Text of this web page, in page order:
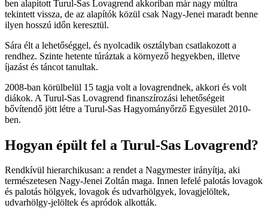
ben alapított Turul-Sas Lovagrend akkoriban már nagy múltra
tekintett vissza, de az alapítók közül csak Nagy-Jenei maradt benne
ilyen hosszú időn keresztül.
Sára élt a lehetőséggel, és nyolcadik osztályban csatlakozott a
rendhez. Szinte hetente túráztak a környező hegyekben, illetve
íjazást és táncot tanultak.
2008-ban körülbelül 15 tagja volt a lovagrendnek, akkori és volt
diákok. A Turul-Sas Lovagrend finanszírozási lehetőségeit
bővítendő jött létre a Turul-Sas Hagyományőrző Egyesület 2010-
ben.
Hogyan épült fel a Turul-Sas Lovagrend?
Rendkívül hierarchikusan: a rendet a Nagymester irányítja, aki
természetesen Nagy-Jenei Zoltán maga. Innen lefelé palotás lovagok
és palotás hölgyek, lovagok és udvarhölgyek, lovagjelöltek,
udvarhölgy-jelöltek és apródok alkották.